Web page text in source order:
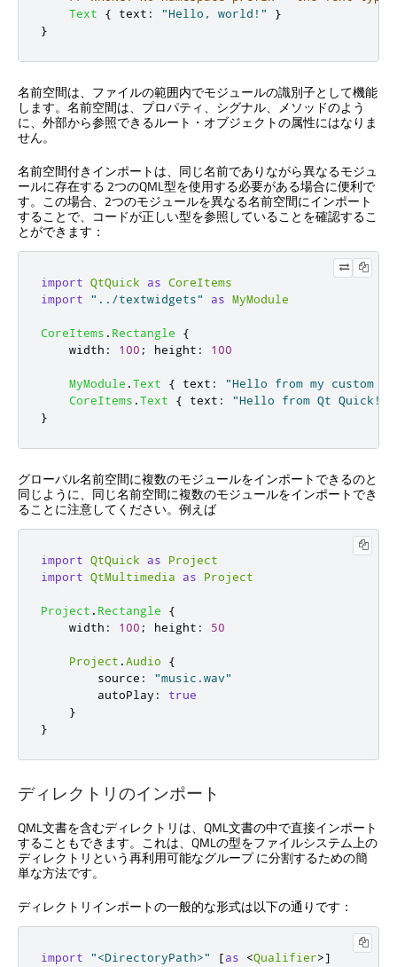
Text
{ text : "Hello, world!"
}
}
名前空間は、ファイルの範囲内でモジュールの識別子として機能
します。名前空間は、プロパティ、シグナル、メソッドのよう
に、外部から参照できるルート・オブジェクトの属性にはなりま
せん。
名前空間付きインポートは、同じ名前でありながら異なるモジュ
ールに存在する 2つのQML型を使用する必要がある場合に便利で
す。この場合、2つのモジュールを異なる名前空間にインポート
することで、コードが正しい型を参照していることを確認するこ
とができます：
import QtQuick as CoreItems
import
"../textwidgets" as MyModule
CoreItems . Rectangle
{
width : 100 ; height : 100
MyModule .Text { text :
"Hello from my custom
CoreItems .Text { text : "Hello from Qt Quick !"
}
グローバル名前空間に複数のモジュールをインポートできるのと
同じように、同じ名前空間に複数のモジュールをインポートでき
ることに注意してください。例えば
import QtQuick as
Project
import QtMultimedia as Project
Project . Rectangle
{
width : 100 ; height : 50
Project .Audio
{
source :
"music.wav"
autoPlay :
true
}
}
ディレクトリのインポート
QML文書を含むディレクトリは、QML文書の中で直接インポート
することもできます。これは、QMLの型をファイルシステム上の
ディレクトリという再利用可能なグループ に分割するための簡
単な方法です。
ディレクトリインポートの一般的な形式は以下の通りです：
import "<DirectoryPath>" [as <Qualifier>]